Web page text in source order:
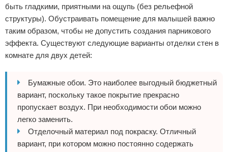
быть гладкими, приятными на ощупь (без рельефной
структуры). Обустраивать помещение для малышей важно
таким образом, чтобы не допустить создания парникового
эффекта. Существуют следующие варианты отделки стен в
комнате для двух детей:
Бумажные обои. Это наиболее выгодный бюджетный
вариант, поскольку такое покрытие прекрасно
пропускает воздух. При необходимости обои можно
легко заменить.
Отделочный материал под покраску. Отличный
вариант, при котором можно постоянно содержать